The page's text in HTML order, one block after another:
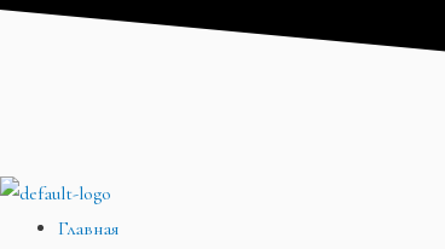
Перейти
Меню
Главная
Меню
Меню